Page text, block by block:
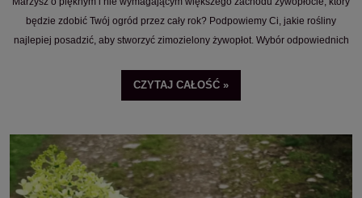
będzie zdobić Twój ogród przez cały rok? Podpowiemy Ci, jakie rośliny
najlepiej posadzić, aby stworzyć zimozielony żywopłot. Wybór odpowiednich
Ci szeroki wybór roślin na żywopłoty zimozielone, omówimy zarówno rośliny
iglaste, jak i rośliny liściaste. Zapraszamy do lektury!
CZYTAJ CAŁOŚĆ »